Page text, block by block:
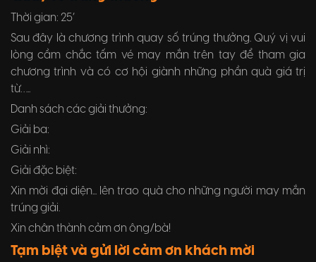
Thời gian: 25’
Sau đây là chương trình quay số trúng thưởng. Quý vị vui
lòng cầm chắc tấm vé may mắn trên tay để tham gia
chương trình và có cơ hội giành những phần quà giá trị
từ…..
Danh sách các giải thưởng:
Giải ba:
Giải nhì:
Giải đặc biệt:
Xin mời đại diện... lên trao quà cho những người may mắn
trúng giải.
Xin chân thành cảm ơn ông/bà!
Tạm biệt và gửi lời cảm ơn khách mời